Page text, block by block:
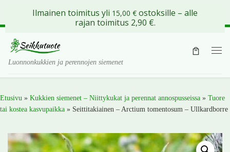
Skip to content
Luonnonkukkien ja perennojen siemenet
Etusivu » Kukkien siemenet – Niittykukat ja perennat annospusseissa » Tuore
tai kostea kasvupaikka » Seittitakiainen – Arctium tomentosum – Ullkardborre
Ilmainen toimitus yli 15,00 € ostoksille – alle
rajan toimitus 2,90 €.